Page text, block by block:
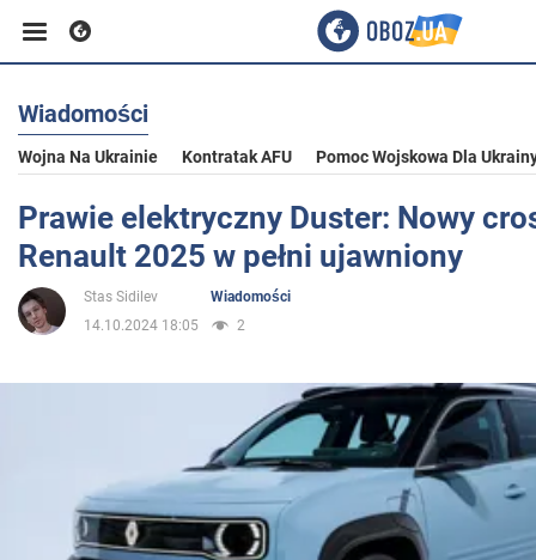
Biznes
Sport
Rozrywka
Społeczeństwo
Wiadomości
Wojna Na Ukrainie Kontratak AFU Pomoc Wojskowa Dla
Prawie elektryczny Duster: Nowy
Renault 2025 w pełni ujawniony
Stas Sidilev
Wiadomości
14.10.2024 18:05
2